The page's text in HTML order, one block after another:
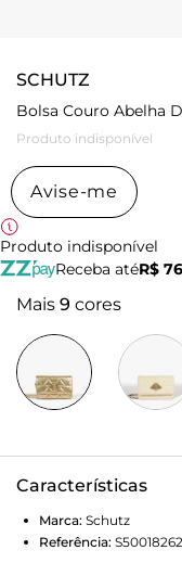
SCHUTZ
Bolsa Couro Abelha
Produto indisponível
Avise-me
Produto indisponível
Receba atéR$
Mais 9 cores
Características
Marca: Schutz
Referência: